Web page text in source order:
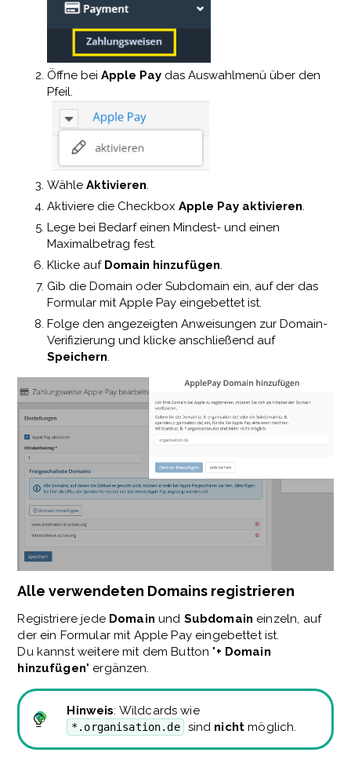
Öffne bei Apple Paydas Auswahlmenü über den
Pfeil.
Wähle Aktivieren.
Aktiviere die Checkbox Apple Pay aktivieren.
Lege bei Bedarf einen Mindest- und einen
Maximalbetrag fest.
Klicke auf Domain hinzufügen.
Gib die Domain oder Subdomain ein, auf der das
Formular mit Apple Pay eingebettet ist.
Folge den angezeigten Anweisungen zur Domain-
Verifizierung und klicke anschließend auf
Speichern.
Alle verwendeten Domains registrieren
Registriere jede Domain und Subdomain einzeln, auf
der ein Formular mit Apple Pay eingebettet ist.
Du kannst weitere mit dem Button "+ Domain
hinzufügen" ergänzen.
Hinweis: Wildcards wie
*.organisation.de sind nicht möglich.